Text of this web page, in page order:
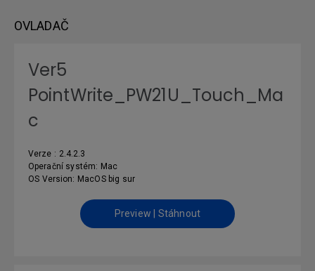
OVLADAČ
Ver5
PointWrite_PW21U_Touch_Ma
c
Verze : 2.4.2.3
Operační systém: Mac
OS Version: MacOS big sur
Preview | Stáhnout